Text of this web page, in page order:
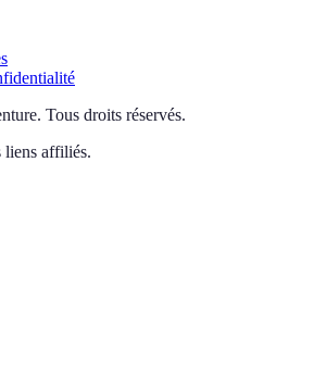
. Tous droits réservés.
liens affiliés.